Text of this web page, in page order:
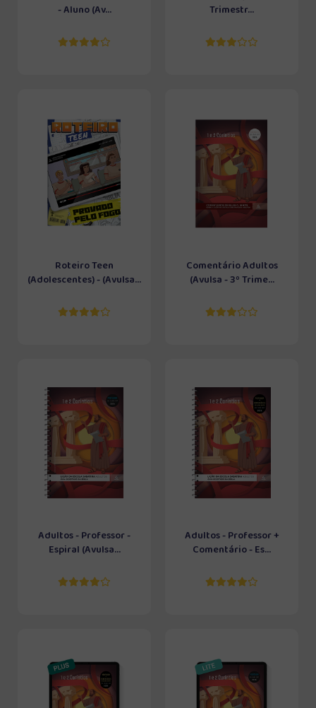
- Aluno (Av...
Trimestr...
Roteiro Teen
(Adolescentes) - (Avulsa...
Comentário Adultos
(Avulsa - 3º Trime...
Adultos - Professor -
Espiral (Avulsa...
Adultos - Professor +
Comentário - Es...